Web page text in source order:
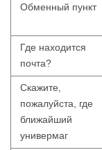
Обменный пункт
Где находится
почта?
Скажите,
пожалуйста, где
ближайший
универмаг